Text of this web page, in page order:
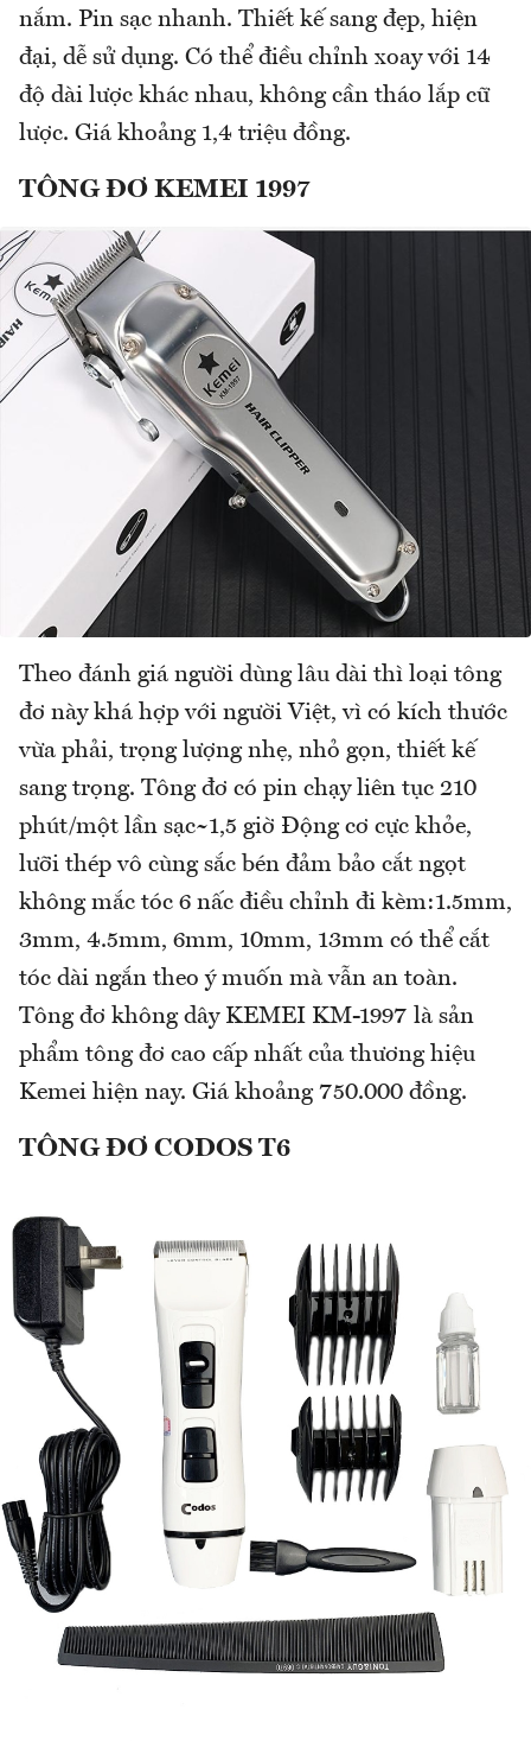
nắm. Pin sạc nhanh. Thiết kế sang đẹp, hiện
đại, dễ sử dụng. Có thể điều chỉnh xoay với 14
độ dài lược khác nhau, không cần tháo lắp cữ
lược. Giá khoảng 1,4 triệu đồng.
TÔNG ĐƠ KEMEI 1997
Theo đánh giá người dùng lâu dài thì loại tông
đơ này khá hợp với người Việt, vì có kích thước
vừa phải, trọng lượng nhẹ, nhỏ gọn, thiết kế
sang trọng. Tông đơ có pin chạy liên tục 210
phút/một lần sạc~1,5 giờ Động cơ cực khỏe,
lưỡi thép vô cùng sắc bén đảm bảo cắt ngọt
không mắc tóc 6 nấc điều chỉnh đi kèm:1.5mm,
3mm, 4.5mm, 6mm, 10mm, 13mm có thể cắt
tóc dài ngắn theo ý muốn mà vẫn an toàn.
Tông đơ không dây KEMEI KM-1997 là sản
phẩm tông đơ cao cấp nhất của thương hiệu
Kemei hiện nay. Giá khoảng 750.000 đồng.
TÔNG ĐƠ CODOS T6